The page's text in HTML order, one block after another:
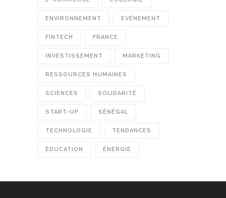
ENVIRONNEMENT EVÉNEMENT
FINTECH FRANCE
INVESTISSEMENT MARKETING
RESSOURCES HUMAINES
SCIENCES SOLIDARITÉ
START-UP SÉNÉGAL
TECHNOLOGIE TENDANCES
ÉDUCATION ÉNERGIE